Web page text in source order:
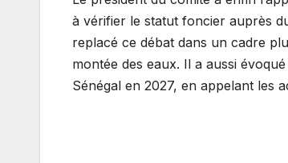
à vérifier le statut foncier auprès
replacé ce débat dans un cadre
montée des eaux. Il a aussi
Sénégal en 2027, en appelant les